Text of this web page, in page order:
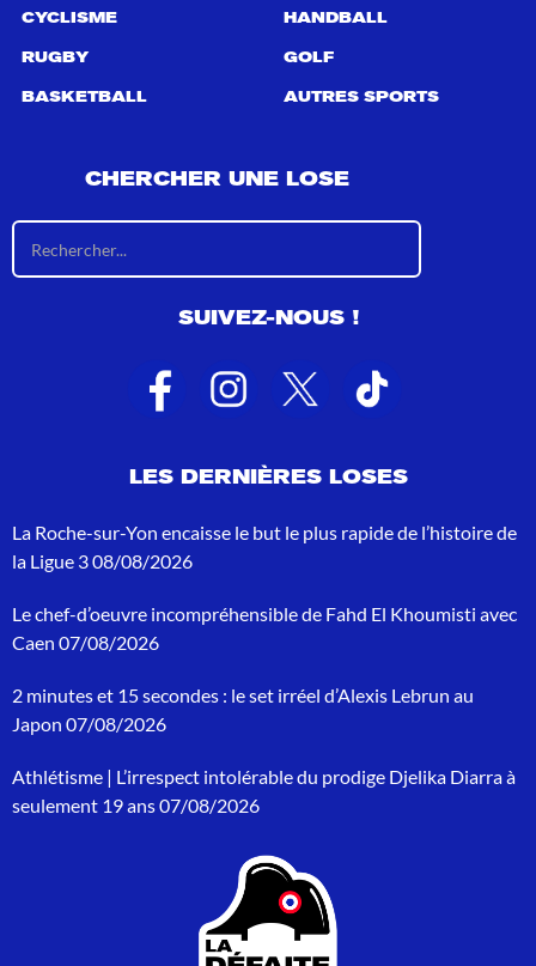
CYCLISME
RUGBY
BASKETBALL
HANDBALL
GOLF
AUTRES SPORTS
CHERCHER UNE LOSE
s
l
a
t
s
r
c
c
o
:
SUIVEZ-NOUS !
LES DERNIÈRES LOSES
La Roche-sur-Yon encaisse le but le plus rapide de l’histoire de
la Ligue 308/08/2026
Le chef-d’oeuvre incompréhensible de Fahd El Khoumisti avec
Caen 07/08/2026
2 minutes et 15 secondes : le set irréel d’Alexis Lebrun au
Japon 07/08/2026
Athlétisme | L’irrespect intolérable du prodige Djelika Diarra à
seulement 19 ans07/08/2026